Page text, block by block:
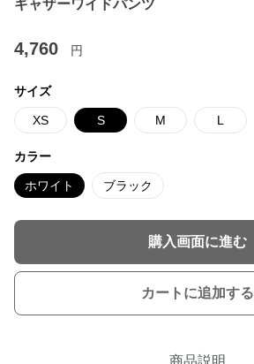
ギャザーワイドパンツ
4,760 円
サイズ
XS S M L
カラー
ホワイト ブラック
購入画面に進む
カートに追加する
商品説明